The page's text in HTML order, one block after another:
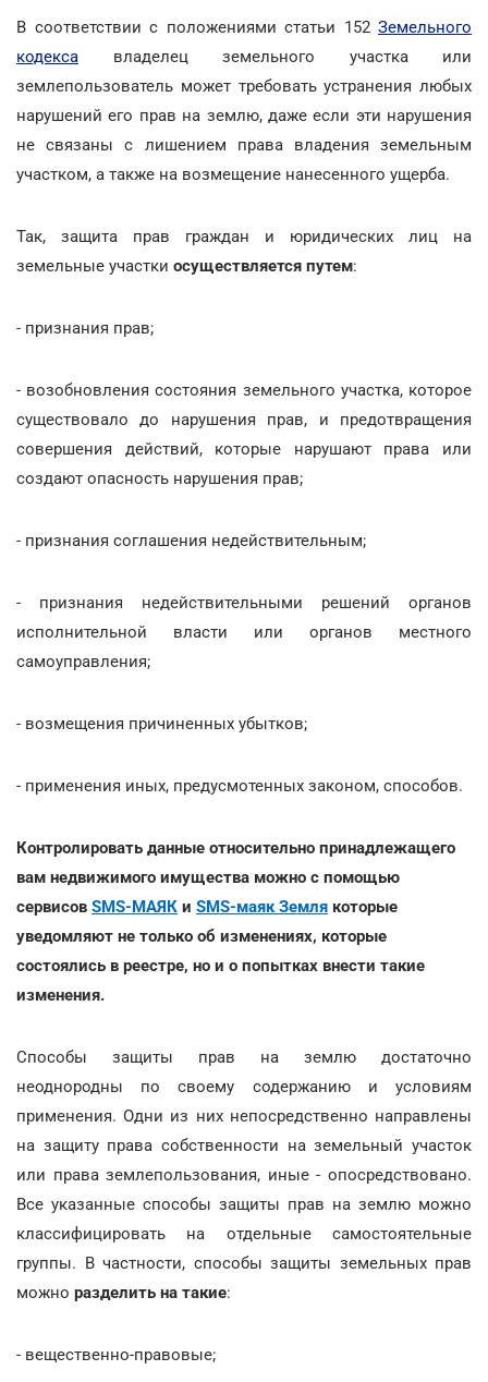
В соответствии с положениями статьи 152 Земельного
кодекса владелец земельного участка или
землепользователь может требовать устранения любых
нарушений его прав на землю, даже если эти нарушения
не связаны с лишением права владения земельным
участком, а также на возмещение нанесенного ущерба.
Так, защита прав граждан и юридических лиц на
земельные участки осуществляется путем:
- признания прав;
- возобновления состояния земельного участка, которое
существовало до нарушения прав, и предотвращения
совершения действий, которые нарушают права или
создают опасность нарушения прав;
- признания соглашения недействительным;
- признания недействительными решений органов
исполнительной власти или органов местного
самоуправления;
- возмещения причиненных убытков;
- применения иных, предусмотенных законом, способов.
Контролировать данные относительно принадлежащего
вам недвижимого имущества можно с помощью
сервисов SMS-МАЯК и SMS-маяк Земля которые
уведомляют не только об изменениях, которые
состоялись в реестре, но и о попытках внести такие
изменения.
Способы защиты прав на землю достаточно
неоднородны по своему содержанию и условиям
применения. Одни из них непосредственно направлены
на защиту права собственности на земельный участок
или права землепользования, иные - опосредствовано.
Все указанные способы защиты прав на землю можно
классифицировать на отдельные самостоятельные
группы. В частности, способы защиты земельных прав
можно разделить на такие:
- вещественно-правовые;